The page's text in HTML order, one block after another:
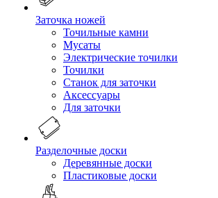
Заточка ножей
Точильные камни
Мусаты
Электрические точилки
Точилки
Станок для заточки
Аксессуары
Для заточки
Разделочные доски
Деревянные доски
Пластиковые доски